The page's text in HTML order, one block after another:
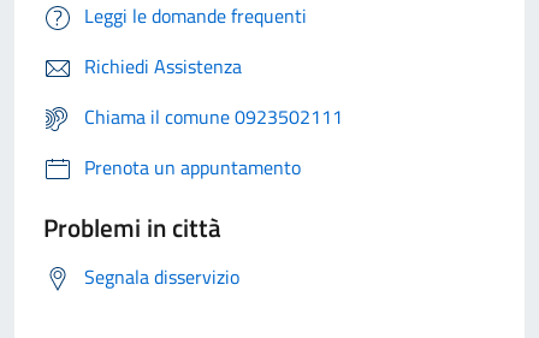
Leggi le domande frequenti
Richiedi Assistenza
Chiama il comune 0923502111
Prenota un appuntamento
Problemi in città
Segnala disservizio